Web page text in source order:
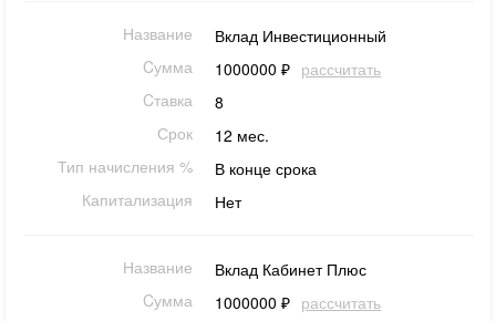
Название
Вклад Инвестиционный
Cумма
1000000 ₽ рассчитать
Cтавка
8
Срок
12 мес.
Тип начисления %
В конце срока
Капитализация
Нет
Название
Вклад Кабинет Плюс
Cумма
1000000 ₽ рассчитать